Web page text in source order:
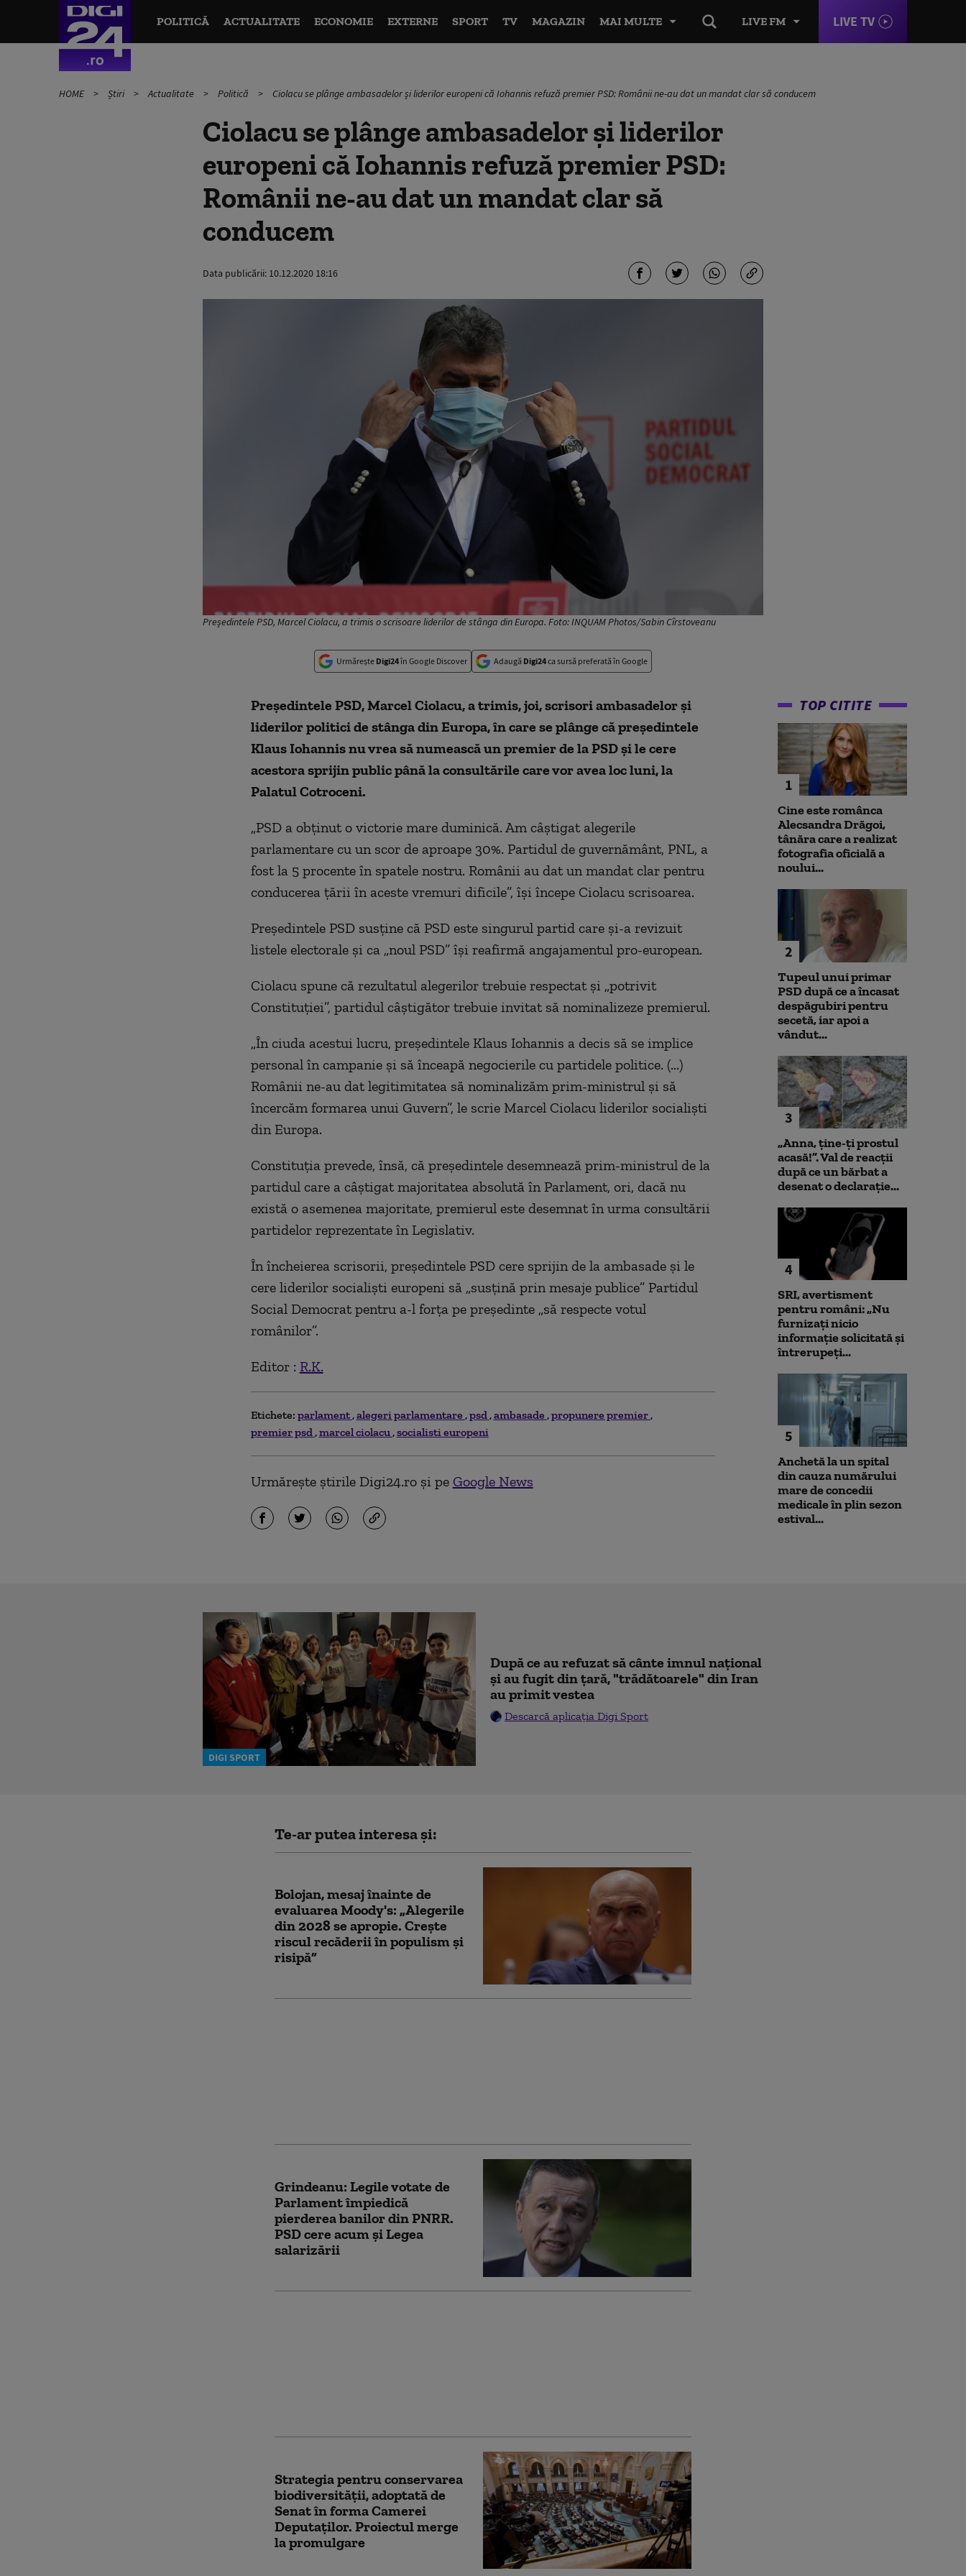
LIVE FM LIVE TV
POLITICĂ ACTUALITATE ECONOMIE EXTERNE SPORT TV MAGAZIN MAI MULTE
HOME Știri Actualitate Politică Ciolacu se plânge ambasadelor și liderilor europeni că Iohannis refuză premier PSD: Românii ne-au dat un mandat clar să conducem
Ciolacu se plânge ambasadelor și liderilor
europeni că Iohannis refuză premier PSD:
Românii ne-au dat un mandat clar să
conducem
Data publicării: 10.12.2020 18:16
Președintele PSD, Marcel Ciolacu, a trimis o scrisoare liderilor de stânga din Europa. Foto: INQUAM Photos/Sabin Cîrstoveanu
Urmărește Digi24în Google Discover Adaugă Digi24ca sursă preferată în Google
Președintele PSD, Marcel Ciolacu, a trimis, joi, scrisori ambasadelor și
liderilor politici de stânga din Europa, în care se plânge că președintele
Klaus Iohannis nu vrea să numească un premier de la PSD și le cere
acestora sprijin public până la consultările care vor avea loc luni, la
Palatul Cotroceni.
„PSD a obținut o victorie mare duminică. Am câștigat alegerile
parlamentare cu un scor de aproape 30%. Partidul de guvernământ, PNL, a
fost la 5 procente în spatele nostru. Românii au dat un mandat clar pentru
conducerea țării în aceste vremuri dificile”, își începe Ciolacu scrisoarea.
Președintele PSD susține că PSD este singurul partid care și-a revizuit
listele electorale și ca „noul PSD” își reafirmă angajamentul pro-european.
Ciolacu spune că rezultatul alegerilor trebuie respectat și „potrivit
Constituției”, partidul câștigător trebuie invitat să nominalizeze premierul.
„În ciuda acestui lucru, președintele Klaus Iohannis a decis să se implice
personal în campanie și să înceapă negocierile cu partidele politice. (...)
Românii ne-au dat legitimitatea să nominalizăm prim-ministrul și să
încercăm formarea unui Guvern”, le scrie Marcel Ciolacu liderilor socialiști
din Europa.
Constituția prevede, însă, că președintele desemnează prim-ministrul de la
partidul care a câștigat majoritatea absolută în Parlament, ori, dacă nu
există o asemenea majoritate, premierul este desemnat în urma consultării
partidelor reprezentate în Legislativ.
În încheierea scrisorii, președintele PSD cere sprijin de la ambasade și le
cere liderilor socialiști europeni să „susțină prin mesaje publice” Partidul
Social Democrat pentru a-l forța pe președinte „să respecte votul
românilor”.
Editor : R.K.
Etichete: parlament alegeri parlamentare psd ambasade propunere premier
premier psd marcel ciolacu socialisti europeni
Urmărește știrile Digi24.ro și pe Google News
TOP CITITE
1
Cine este românca
Alecsandra Drăgoi,
tânăra care a realizat
fotografia oficială a
noului...
2
Tupeul unui primar
PSD după ce a încasat
despăgubiri pentru
secetă, iar apoi a
vândut...
3
„Anna, ţine-ţi prostul
acasă!”. Val de reacții
după ce un bărbat a
desenat o declarație...
4
SRI, avertisment
pentru români: „Nu
furnizați nicio
informație solicitată și
întrerupeți...
5
Anchetă la un spital
din cauza numărului
mare de concedii
medicale în plin sezon
estival...
DIGI SPORT
După ce au refuzat să cânte imnul naţional
şi au fugit din ţară, "trădătoarele" din Iran
au primit vestea
Descarcă aplicația Digi Sport
Te-ar putea interesa și:
Bolojan, mesaj înainte de
evaluarea Moody's: „Alegerile
din 2028 se apropie. Crește
riscul recăderii în populism și
risipă”
Grindeanu: Legile votate de
Parlament împiedică
pierderea banilor din PNRR.
PSD cere acum și Legea
salarizării
Strategia pentru conservarea
biodiversității, adoptată de
Senat în forma Camerei
Deputaților. Proiectul merge
la promulgare